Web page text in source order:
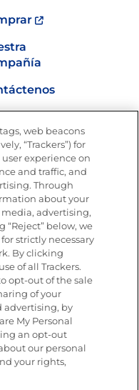
Goya®
Especiales y
SOCIALES
web beacons
“Trackers”) for
experience on
and traffic, and
Through
about your
advertising,
“Reject” below, we
strictly necessary
By clicking
of all Trackers.
opt-out of the sale
of your
advertising, by
My Personal
an opt-out
our personal
your rights,